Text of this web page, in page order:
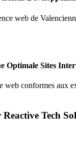
web de
Optimale Sites
web conformes aux
Tech